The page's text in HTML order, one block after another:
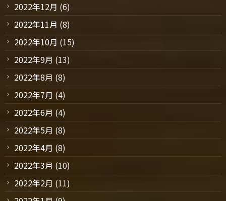
2022年12月 (6)
2022年11月 (8)
2022年10月 (15)
2022年9月 (13)
2022年8月 (8)
2022年7月 (4)
2022年6月 (4)
2022年5月 (8)
2022年4月 (8)
2022年3月 (10)
2022年2月 (11)